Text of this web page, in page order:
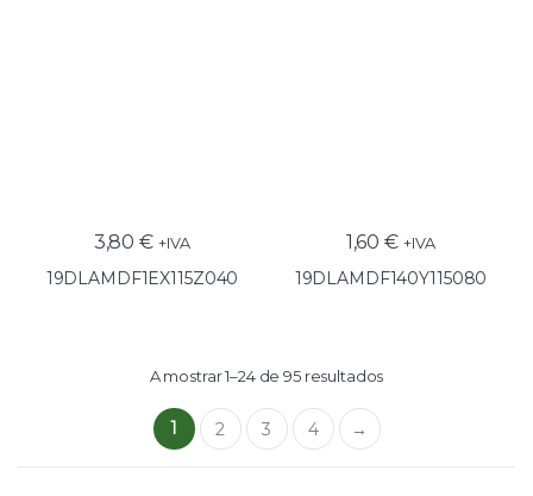
3,80€ +IVA
19DLAMDF1EX115Z040
1,60€ +IVA
19DLAMDF140Y115080
A mostrar 1–24 de 95 resultados
1 2 3 4 →